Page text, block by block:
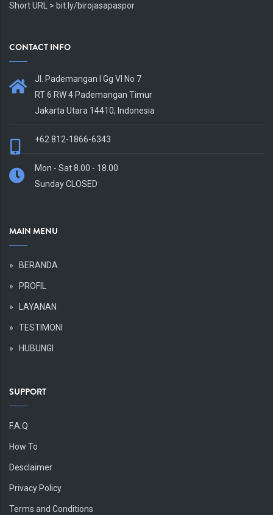
Short URL > bit.ly/birojasapaspor
CONTACT INFO
Body
Jl. Pademangan I Gg VI No 7
RT 6 RW 4 Pademangan Timur
Jakarta Utara 14410, Indonesia
+62 812-1866-6343
Mon - Sat 8.00 - 18.00
Sunday CLOSED
MAIN MENU
Body
» BERANDA
» PROFIL
» LAYANAN
» TESTIMONI
» HUBUNGI
SUPPORT
Body
F.A.Q
How To
Desclaimer
Privacy Policy
Terms and Conditions